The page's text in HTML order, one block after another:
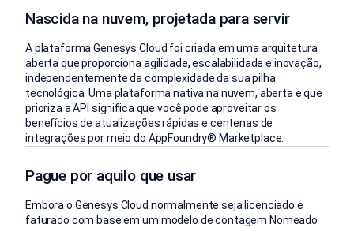
Nascida na nuvem, projetada para servir
A plataforma Genesys Cloud foi criada em uma arquitetura
aberta que proporciona agilidade, escalabilidade e inovação,
independentemente da complexidade da sua pilha
tecnológica. Uma plataforma nativa na nuvem, aberta e que
prioriza a API significa que você pode aproveitar os
benefícios de atualizações rápidas e centenas de
integrações por meio do AppFoundry® Marketplace.
Pague por aquilo que usar
Embora o Genesys Cloud normalmente seja licenciado e
faturado com base em um modelo de contagem Nomeado